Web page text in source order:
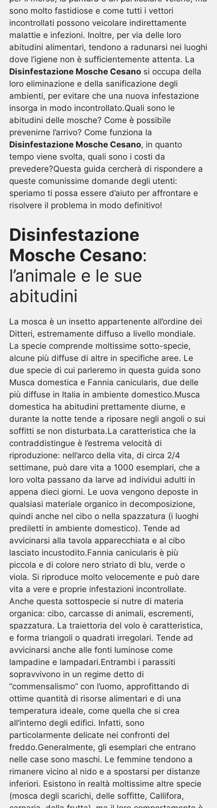
sono molto fastidiose e come tutti i vettori
incontrollati possono veicolare indirettamente
malattie e infezioni. Inoltre, per via delle loro
abitudini alimentari, tendono a radunarsi nei luoghi
dove l’igiene non è sufficientemente attenta. La
Disinfestazione Mosche Cesano si occupa della
loro eliminazione e della sanificazione degli
ambienti, per evitare che una nuova infestazione
insorga in modo incontrollato.Quali sono le
abitudini delle mosche? Come è possibile
prevenirne l’arrivo? Come funziona la
Disinfestazione Mosche Cesano, in quanto
tempo viene svolta, quali sono i costi da
prevedere?Questa guida cercherà di rispondere a
queste comunissime domande degli utenti:
speriamo ti possa essere d’aiuto per affrontare e
risolvere il problema in modo definitivo!
Disinfestazione
Mosche Cesano:
l’animale e le sue
abitudini
La mosca è un insetto appartenente all’ordine dei
Ditteri, estremamente diffuso a livello mondiale.
La specie comprende moltissime sotto-specie,
alcune più diffuse di altre in specifiche aree. Le
due specie di cui parleremo in questa guida sono
Musca domestica e Fannia canicularis, due delle
più diffuse in Italia in ambiente domestico.Musca
domestica ha abitudini prettamente diurne, e
durante la notte tende a riposare negli angoli o sui
soffitti se non disturbata.La caratteristica che la
contraddistingue è l’estrema velocità di
riproduzione: nell’arco della vita, di circa 2/4
settimane, può dare vita a 1000 esemplari, che a
loro volta passano da larve ad individui adulti in
appena dieci giorni. Le uova vengono deposte in
qualsiasi materiale organico in decomposizione,
quindi anche nel cibo o nella spazzatura (i luoghi
prediletti in ambiente domestico). Tende ad
avvicinarsi alla tavola apparecchiata e al cibo
lasciato incustodito.Fannia canicularis è più
piccola e di colore nero striato di blu, verde o
viola. Si riproduce molto velocemente e può dare
vita a vere e proprie infestazioni incontrollate.
Anche questa sottospecie si nutre di materia
organica: cibo, carcasse di animali, escrementi,
spazzatura. La traiettoria del volo è caratteristica,
e forma triangoli o quadrati irregolari. Tende ad
avvicinarsi anche alle fonti luminose come
lampadine e lampadari.Entrambi i parassiti
sopravvivono in un regime detto di
“commensalismo” con l’uomo, approfittando di
ottime quantità di risorse alimentari e di una
temperatura ideale, come quella che si crea
all’interno degli edifici. Infatti, sono
particolarmente delicate nei confronti del
freddo.Generalmente, gli esemplari che entrano
nelle case sono maschi. Le femmine tendono a
rimanere vicino al nido e a spostarsi per distanze
inferiori. Esistono in realtà moltissime altre specie
(mosca degli scarichi, delle soffitte, Callifora,